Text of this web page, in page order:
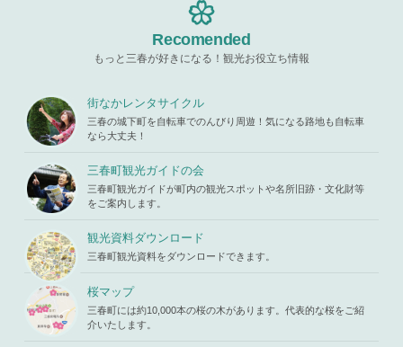
parts/picu
p.phpon li
ne19
iharukoma.
com/public
_html/wp-c
ontent/the
mes/mihar
u/template-
parts/picu
p.phpon li
ne19
ttempt to re
ad property
"ID" on null
in/home/x
iharukoma.
com/public
_html/wp-c
ontent/the
mes/mihar
u/template-
parts/picu
p.phpon li
ne 19
Recomended
もっと三春が好きになる！観光お役立ち情報
街なかレンタサイクル
三春の城下町を自転車でのんびり周遊！気になる路地も自転車
なら大丈夫！
三春町観光ガイドの会
三春町観光ガイドが町内の観光スポットや名所旧跡・文化財等
をご案内します。
観光資料ダウンロード
三春町観光資料をダウンロードできます。
桜マップ
三春町には約10,000本の桜の木があります。代表的な桜をご紹
介いたします。